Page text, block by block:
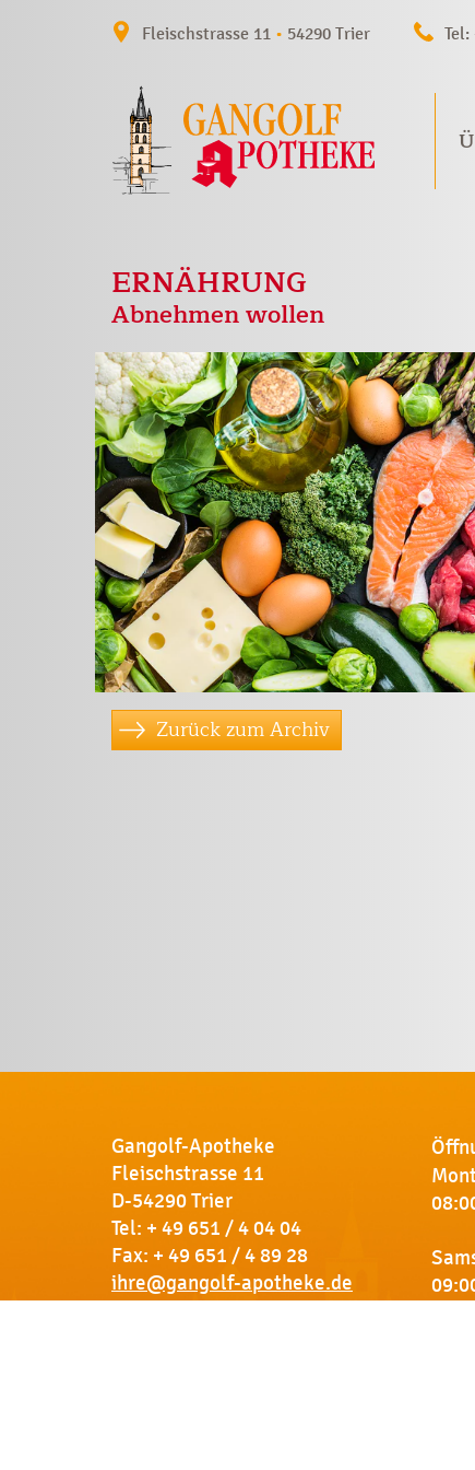
Fleischstrasse 11 • 54290 Trier Tel:
ERNÄHRUNG
Abnehmen wollen
Zurück zum Archiv
Gangolf-Apotheke
Fleischstrasse 11
D-54290 Trier
Tel: + 49 651 / 4 04 04
Fax: + 49 651 / 4 89 28
ihre@gangolf-apotheke.de